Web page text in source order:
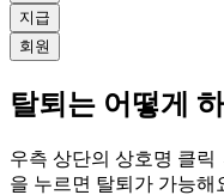
지급
회원
탈퇴는 어떻게
우측 상단의 상호명 클
을 누르면 탈퇴가 가능해